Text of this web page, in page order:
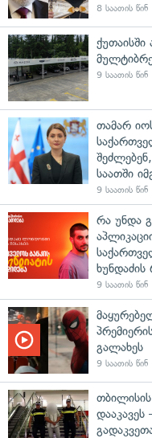
8 საათის წინ
9 საათის წინ
თამარ
საათში
9 საათის წინ
რა უნდა
ხუნდაძის
9 საათის წინ
გალახეს
9 საათის წინ